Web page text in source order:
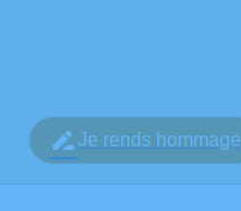
Je rends hommage